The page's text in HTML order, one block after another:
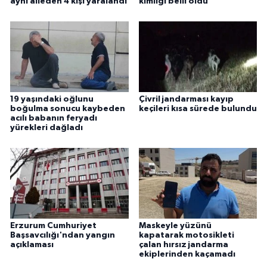
19 yaşındaki oğlunu
boğulma sonucu kaybeden
acılı babanın feryadı
yürekleri dağladı
Çivril jandarması kayıp
keçileri kısa sürede bulundu
Erzurum Cumhuriyet
Başsavcılığı'ndan yangın
açıklaması
Maskeyle yüzünü
kapatarak motosikleti
çalan hırsız jandarma
ekiplerinden kaçamadı